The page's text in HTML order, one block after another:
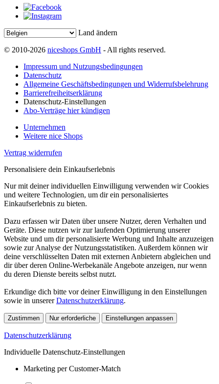
Land ändern
© 2010-2026 niceshops GmbH - All rights reserved.
Impressum und Nutzungsbedingungen
Datenschutz
Allgemeine Geschäftsbedingungen und Widerrufsbelehrung
Barrierefreiheitserklärung
Datenschutz-Einstellungen
Abo-Verträge hier kündigen
Unternehmen
Weitere nice Shops
Vertrag widerrufen
Personalisiere dein Einkaufserlebnis
Nur mit deiner individuellen Einwilligung verwenden wir Cookies
und weitere Technologien, um dir ein personalisiertes
Einkaufserlebnis zu bieten.
Dazu erfassen wir Daten über unsere Nutzer, deren Verhalten und
Geräte. Diese nutzen wir zur laufenden Optimierung unserer
Website und um dir personalisierte Werbung und Inhalte anzuzeigen
sowie zur Analyse der Nutzungsstatistiken. Außerdem können wir
deine verschlüsselten Daten mit externen Anbietern abgleichen und
dir über deren Online-Werbekanäle Angebote anzeigen, nur wenn
du deren Dienste bereits selbst nutzt.
Erkundige dich bitte vor deiner Einwilligung in den Einstellungen
sowie in unsererDatenschutzerklärung.
Zustimmen Nur erforderliche Einstellungen anpassen
Datenschutzerklärung
Individuelle Datenschutz-Einstellungen
Marketing per Customer-Match